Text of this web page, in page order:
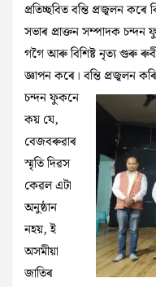
প্ৰতিচ্ছবিত বন্তি প্ৰজ্বলন কৰে
সভাৰ প্ৰাক্তন সম্পাদক চন্দন
গগৈ আৰু বিশিষ্ট নৃত্য গুৰু ৰুবী
জ্ঞাপন কৰে। বন্তি প্ৰজ্বলন
চন্দন ফুকনে
কয় যে,
বেজবৰুৱাৰ
স্মৃতি দিৱস
কেৱল এটা
অনুষ্ঠান
নহয়, ই
অসমীয়া
জাতিৰ